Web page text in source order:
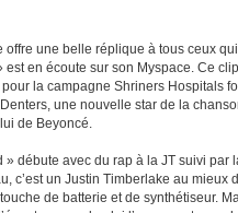
offre une belle réplique à tous ceux
est en écoute sur son Myspace. Ce
la campagne Shriners Hospitals
une nouvelle star de la
de Beyoncé.
» débute avec du rap à la JT suivi par
c’est un Justin Timberlake au mieux
de batterie et de synthétiseur.